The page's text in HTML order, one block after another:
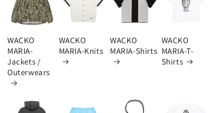
WACKO
MARIA-
Jackets /
Outerwears
WACKO
MARIA-Knits
WACKO
MARIA-Shirts
WACKO
MARIA-T-
Shirts